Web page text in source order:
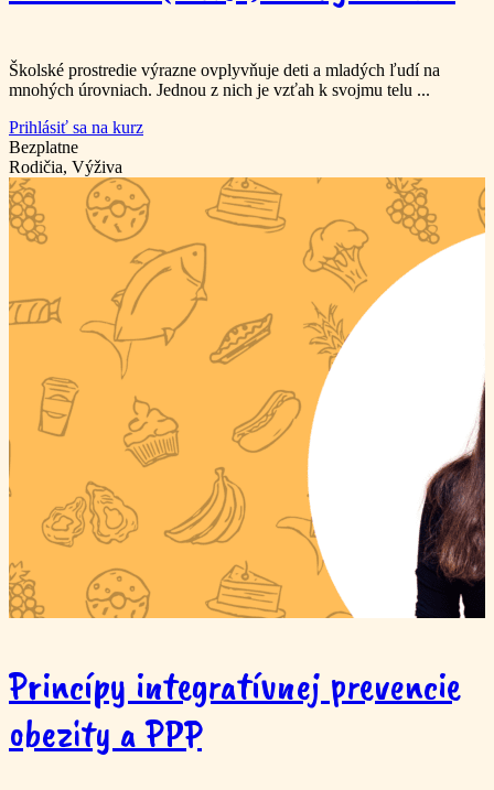
Školské prostredie výrazne ovplyvňuje deti a mladých ľudí na
mnohých úrovniach. Jednou z nich je vzťah k svojmu telu ...
Prihlásiť sa na kurz
Bezplatne
Rodičia, Výživa
Princípy integratívnej prevencie
obezity a PPP